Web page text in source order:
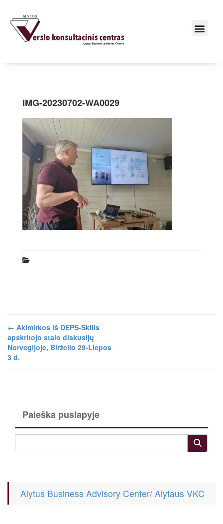
IMG-20230702-WA0029
← Akimirkos iš DEPS-Skills
apskritojo stalo diskusijų
Norvegijoje, Birželio 29-Liepos
3 d.
Paieška puslapyje
Alytus Business Advisory Center/ Alytaus VKC